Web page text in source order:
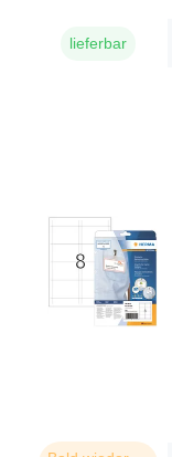
lieferbar